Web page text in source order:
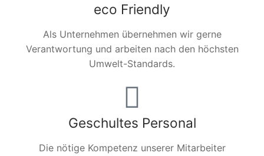
eco Friendly
Als Unternehmen übernehmen wir gerne
Verantwortung und arbeiten nach den höchsten
Umwelt-Standards.
Geschultes Personal
Die nötige Kompetenz unserer Mitarbeiter